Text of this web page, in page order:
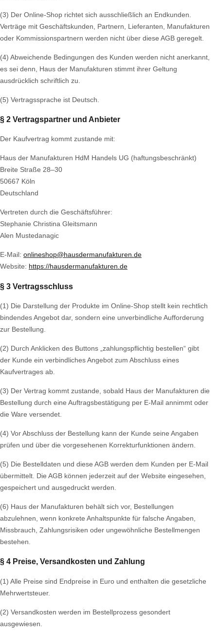
(3) Der Online-Shop richtet sich ausschließlich an Endkunden.
Verträge mit Geschäftskunden, Partnern, Lieferanten, Manufakturen
oder Kommissionspartnern werden nicht über diese AGB geregelt.
(4) Abweichende Bedingungen des Kunden werden nicht anerkannt,
es sei denn, Haus der Manufakturen stimmt ihrer Geltung
ausdrücklich schriftlich zu.
(5) Vertragssprache ist Deutsch.
§ 2 Vertragspartner und Anbieter
Der Kaufvertrag kommt zustande mit:
Haus der Manufakturen HdM Handels UG (haftungsbeschränkt)
Breite Straße 28–30
50667 Köln
Deutschland
Vertreten durch die Geschäftsführer:
Stephanie Christina Gleitsmann
Alen Mustedanagic
E-Mail: onlineshop@hausdermanufakturen.de
Website: https://hausdermanufakturen.de
§ 3 Vertragsschluss
(1) Die Darstellung der Produkte im Online-Shop stellt kein rechtlich
bindendes Angebot dar, sondern eine unverbindliche Aufforderung
zur Bestellung.
(2) Durch Anklicken des Buttons „zahlungspflichtig bestellen“ gibt
der Kunde ein verbindliches Angebot zum Abschluss eines
Kaufvertrages ab.
(3) Der Vertrag kommt zustande, sobald Haus der Manufakturen die
Bestellung durch eine Auftragsbestätigung per E-Mail annimmt oder
die Ware versendet.
(4) Vor Abschluss der Bestellung kann der Kunde seine Angaben
prüfen und über die vorgesehenen Korrekturfunktionen ändern.
(5) Die Bestelldaten und diese AGB werden dem Kunden per E-Mail
übermittelt. Die AGB können jederzeit auf der Website eingesehen,
gespeichert und ausgedruckt werden.
(6) Haus der Manufakturen behält sich vor, Bestellungen
abzulehnen, wenn konkrete Anhaltspunkte für falsche Angaben,
Missbrauch, Zahlungsrisiken oder ungewöhnliche Bestellmengen
bestehen.
§ 4 Preise, Versandkosten und Zahlung
(1) Alle Preise sind Endpreise in Euro und enthalten die gesetzliche
Mehrwertsteuer.
(2) Versandkosten werden im Bestellprozess gesondert
ausgewiesen.